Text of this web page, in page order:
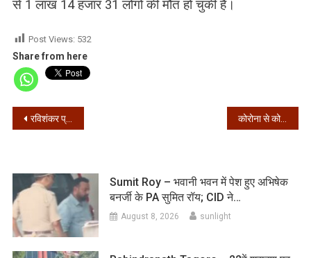
से 1 लाख 14 हजार 31 लोगों की मौत हो चुकी है।
Post Views: 532
Share from here
Post
रविशंकर प्रसाद का हेलीकॉप्टर तार से टकराया, बाल बाल बचे कोरोना से कोलकाता पुलिस के एएसआई की मौत
Sumit Roy – भवानी भवन में पेश हुए अभिषेक
बनर्जी के PA सुमित रॉय; CID ने…
August 8, 2026 sunlight